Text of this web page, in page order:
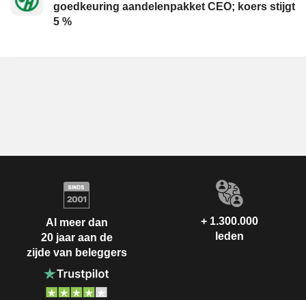
goedkeuring aandelenpakket CEO; koers stijgt
5 %
Al meer dan
20 jaar aan de
zijde van beleggers
+ 1.300.000
leden